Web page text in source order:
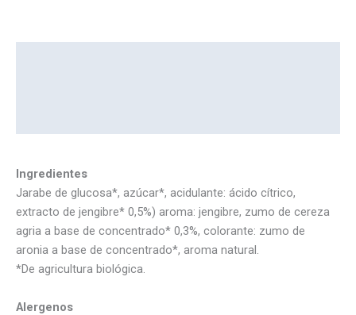
Ingredientes
Jarabe de glucosa*, azúcar*, acidulante: ácido cítrico,
extracto de jengibre* 0,5%) aroma: jengibre, zumo de cereza
agria a base de concentrado* 0,3%, colorante: zumo de
aronia a base de concentrado*, aroma natural.
*De agricultura biológica.
Alergenos